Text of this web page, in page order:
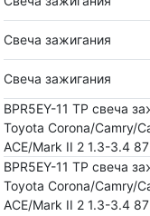
Свеча зажигания
Свеча зажигания
BPR5EY-11 TP свеча
Toyota Corona/Camry/
ACE/Mark II 2 1.3-3.4
BPR5EY-11 TP свеча
Toyota Corona/Camry/
ACE/Mark II 2 1.3-3.4